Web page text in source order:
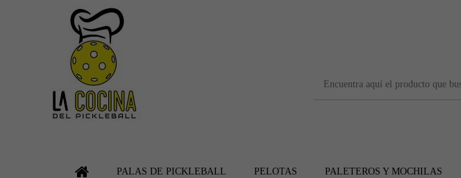
PALAS DE PICKLEBALL PELOTAS PALETEROS Y MOCHILAS